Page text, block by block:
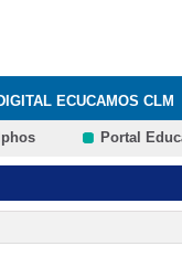
ECUCAMOS CLM
DEL TORNEO
Portal